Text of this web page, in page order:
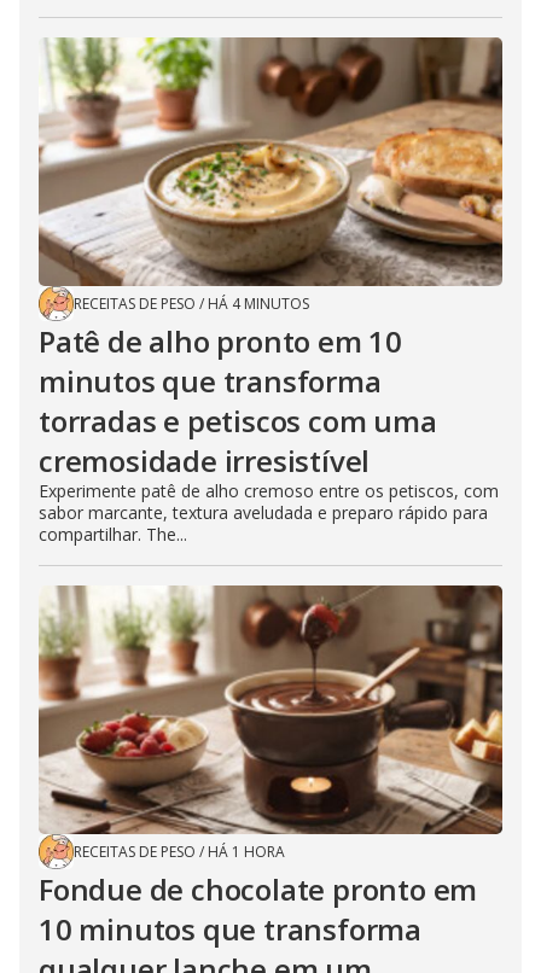
RECEITAS DE PESO / HÁ 4 MINUTOS
Patê de alho pronto em 10
minutos que transforma
torradas e petiscos com uma
cremosidade irresistível
Experimente patê de alho cremoso entre os petiscos, com
sabor marcante, textura aveludada e preparo rápido para
compartilhar. The...
RECEITAS DE PESO / HÁ 1 HORA
Fondue de chocolate pronto em
10 minutos que transforma